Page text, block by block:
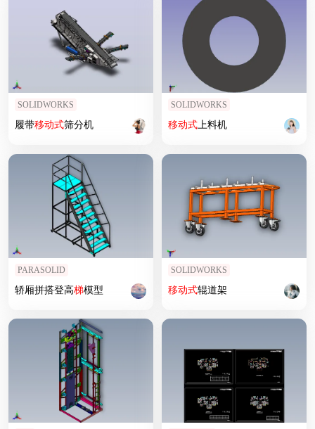
SOLIDWORKS
履带移动式筛分机
SOLIDWORKS
移动式上料机
PARASOLID
轿厢拼搭登高梯模型
SOLIDWORKS
移动式辊道架